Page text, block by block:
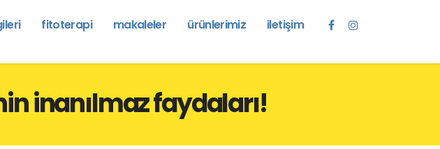
fitoterapi makaleler ürünlerimiz iletişim
inanılmaz faydaları!